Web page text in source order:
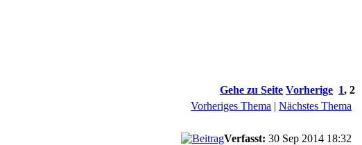
Gehe zu Seite Vorherige 1, 2
Vorheriges Thema | Nächstes Thema
Verfasst: 30 Sep 2014 18:32